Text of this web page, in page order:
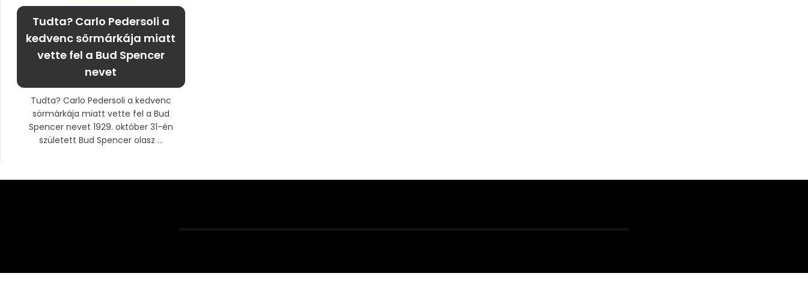
Tudta? Carlo Pedersoli a
kedvenc sörmárkája miatt
vette fel a Bud Spencer
nevet
Tudta? Carlo Pedersoli a kedvenc
sörmárkája miatt vette fel a Bud
Spencer nevet 1929. október 31-én
született Bud Spencer olasz ...